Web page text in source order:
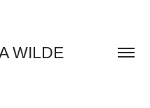
WILDE